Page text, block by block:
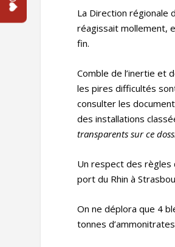
La Direction régionale
réagissait mollement,
fin.
Comble de l’inertie et
les pires difficultés
consulter les
des installations
transparents sur ce
Un respect des règles
port du Rhin à
On ne déplora que 4
tonnes